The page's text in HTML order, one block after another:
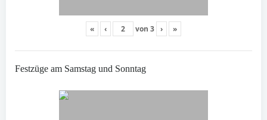
« ‹ von 3 › »
Festzüge am Samstag und Sonntag